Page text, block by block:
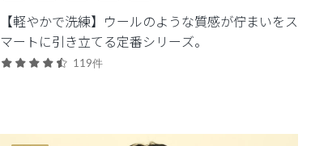
【軽やかで洗練】ウールのような質感が佇まいをス
マートに引き立てる定番シリーズ。
119件